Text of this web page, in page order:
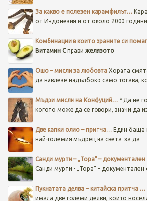
За какво е полезен карамфилът…
от Индонезия и от около 2000 години
Комбинации в които храните си
Витамин Cправи желязото
Ошо – мисли за любовта Хората
да навлезе надълбоко само тогава,
Мъдри мисли на Конфуций… * Да не
когото може да се говори, значи да
Две капки олио – притча…Един баща
най-големия мъдрец на света, за да
Санди мурти – „Тора” –
Санди мурти - „Тора” –
Пукнатата делва – китайска притча …
имала две големи делви, които